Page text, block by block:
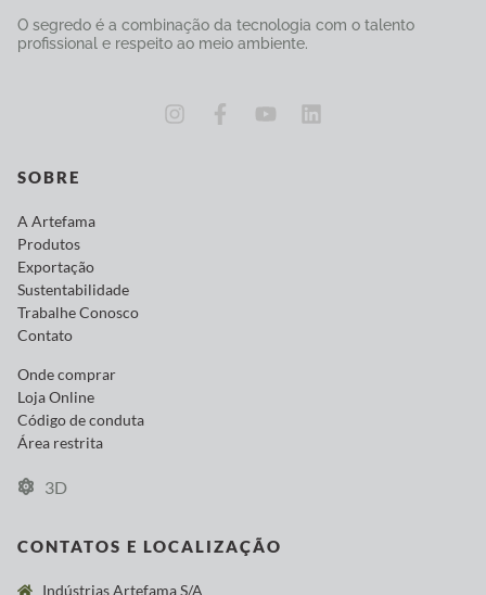
O segredo é a combinação da tecnologia com o talento
profissional e respeito ao meio ambiente.
SOBRE
A Artefama
Produtos
Exportação
Sustentabilidade
Trabalhe Conosco
Contato
Onde comprar
Loja Online
Código de conduta
Área restrita
3D
CONTATOS E LOCALIZAÇÃO
Indústrias Artefama S/A